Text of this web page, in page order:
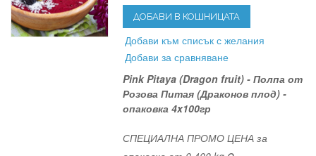
ДОБАВИ В КОШНИЦАТА
Добави към списък с желания
Добави за сравняване
Pink Pitaya (Dragon fruit) - Полпа от
Розова Питая (Драконов плод) -
опаковка 4x100гр
СПЕЦИАЛНА ПРОМО ЦЕНА за